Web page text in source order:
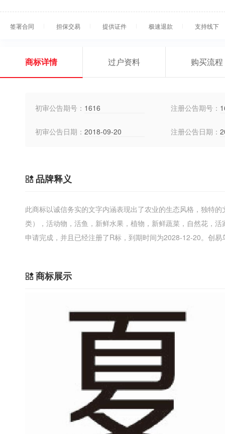
签署合同 担保交易 提供证件 极速退款 支持线下
商标详情 过户资料 购买流程
初审公告期号： 1616 注册公告期号：
初审公告日期： 2018-09-20 注册公告日期：
品牌释义
此商标以诚信务实的文字内涵表现出了农业的生态风格，独特
类），活动物，活鱼，新鲜水果，植物，新鲜蔬菜，自然花，
申请完成，并且已经注册了R标，到期时间为2028-12-20。创
商标展示